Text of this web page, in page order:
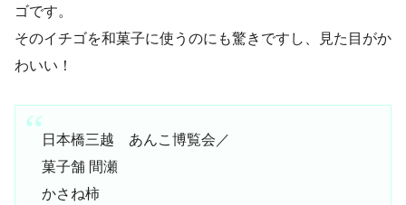
ゴです。
そのイチゴを和菓子に使うのにも驚きですし、見た目がか
わいい！
日本橋三越 あんこ博覧会／
菓子舗 間瀬
かさね柿